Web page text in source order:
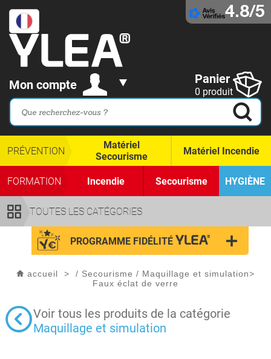
4.8/5
Mon compte Panier
0 produit
TOUTES LES CATÉGORIES
PRÉVENTION
Matériel
Secourisme
Matériel Incendie
FORMATION Incendie Secourisme HYGIÈNE
PROGRAMME FIDÉLITÉ
accueil > / Secourisme / Maquillage et simulation>
Faux éclat de verre
Voir tous les produits de la catégorie
Maquillage et simulation